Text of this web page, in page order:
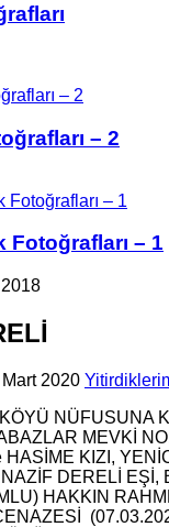
– 2
Fotoğrafları – 1
2020
NÜFUSUNA
MEVKİ
KIZI,
DERELİ EŞİ,
HAKKIN